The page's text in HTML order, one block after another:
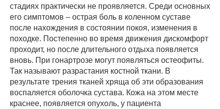
стадиях практически не проявляется. Среди основных
его симптомов – острая боль в коленном суставе
после нахождения в состоянии покоя, изменения в
походке. Постепенно во время движения дискомфорт
проходит, но после длительного отдыха появляется
вновь. При гонартрозе могут появляться остеофиты.
Так называют разрастания костной ткани. В
результате трения тканей хряща об эти образования
воспаляется оболочка сустава. Кожа на этом месте
краснее, появляется опухоль, у пациента